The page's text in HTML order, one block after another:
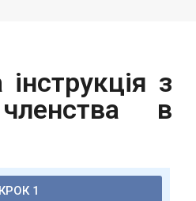
з
в
КРОК 1